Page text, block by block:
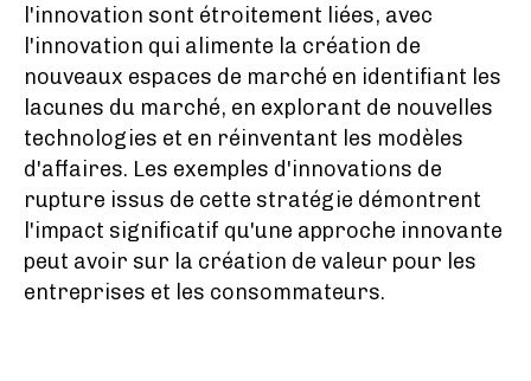
l'innovation sont étroitement liées, avec
l'innovation qui alimente la création de
nouveaux espaces de marché en identifiant les
lacunes du marché, en explorant de nouvelles
technologies et en réinventant les modèles
d'affaires. Les exemples d'innovations de
rupture issus de cette stratégie démontrent
l'impact significatif qu'une approche innovante
peut avoir sur la création de valeur pour les
entreprises et les consommateurs.